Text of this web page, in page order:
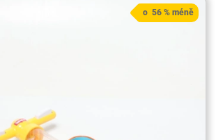
o 56 % méně